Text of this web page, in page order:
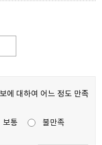
에 대하여 어느 정도 만족
보통
불만족